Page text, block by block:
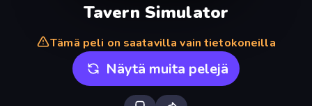
Tavern Simulator
Tämä peli on saatavilla vain tietokoneilla
Näytä muita pelejä